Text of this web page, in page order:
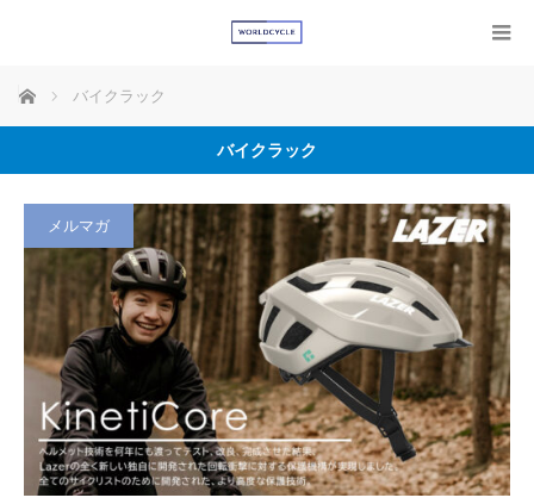
ホーム バイクラック
バイクラック
メルマガ